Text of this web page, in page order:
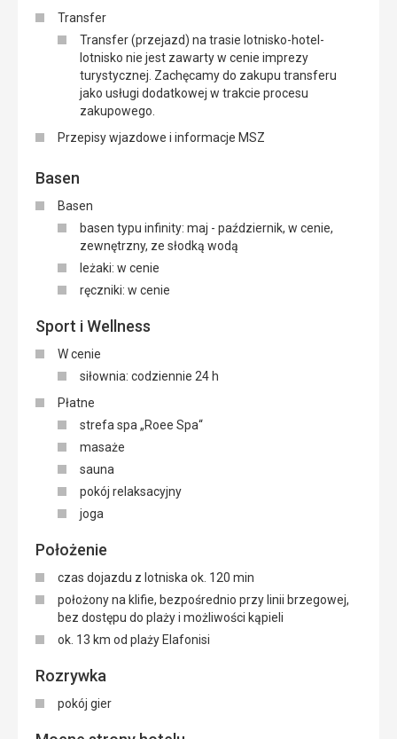
Transfer
Transfer (przejazd) na trasie lotnisko-hotel-
lotnisko nie jest zawarty w cenie imprezy
turystycznej. Zachęcamy do zakupu transferu
jako usługi dodatkowej w trakcie procesu
zakupowego.
Przepisy wjazdowe i informacje MSZ
Basen
Basen
basen typu infinity: maj - październik, w cenie,
zewnętrzny, ze słodką wodą
leżaki: w cenie
ręczniki: w cenie
Sport i Wellness
W cenie
siłownia: codziennie 24 h
Płatne
strefa spa „Roee Spa“
masaże
sauna
pokój relaksacyjny
joga
Położenie
czas dojazdu z lotniska ok. 120 min
położony na klifie, bezpośrednio przy linii brzegowej,
bez dostępu do plaży i możliwości kąpieli
ok. 13 km od plaży Elafonisi
Rozrywka
pokój gier